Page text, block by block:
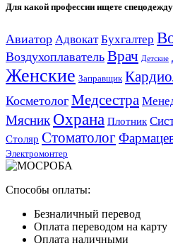
Для какой профессии ищете
Авиатор Адвокат Бухгалтер
Воздухоплаватель Врач Детские
Женские Заправщик
Косметолог Медсестра
Мясник Охрана Плотник
Столяр Стоматолог
Электромонтер
Способы оплаты:
Безналичный перевод
Оплата переводом на карту
Оплата наличными